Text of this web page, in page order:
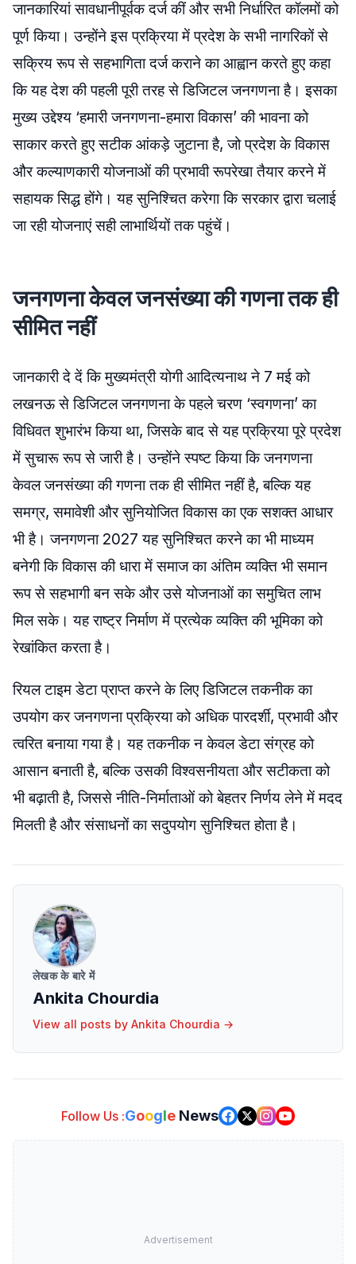
जानकारियां सावधानीपूर्वक दर्ज कीं और सभी निर्धारित कॉलमों को
पूर्ण किया। उन्होंने इस प्रक्रिया में प्रदेश के सभी नागरिकों से
सक्रिय रूप से सहभागिता दर्ज कराने का आह्वान करते हुए कहा
कि यह देश की पहली पूरी तरह से डिजिटल जनगणना है। इसका
मुख्य उद्देश्य ‘हमारी जनगणना-हमारा विकास’ की भावना को
साकार करते हुए सटीक आंकड़े जुटाना है, जो प्रदेश के विकास
और कल्याणकारी योजनाओं की प्रभावी रूपरेखा तैयार करने में
सहायक सिद्ध होंगे। यह सुनिश्चित करेगा कि सरकार द्वारा चलाई
जा रही योजनाएं सही लाभार्थियों तक पहुंचें।
जनगणना केवल जनसंख्या की गणना तक ही
सीमित नहीं
जानकारी दे दें कि मुख्यमंत्री योगी आदित्यनाथ ने 7 मई को
लखनऊ से डिजिटल जनगणना के पहले चरण ‘स्वगणना’ का
विधिवत शुभारंभ किया था, जिसके बाद से यह प्रक्रिया पूरे प्रदेश
में सुचारू रूप से जारी है। उन्होंने स्पष्ट किया कि जनगणना
केवल जनसंख्या की गणना तक ही सीमित नहीं है, बल्कि यह
समग्र, समावेशी और सुनियोजित विकास का एक सशक्त आधार
भी है। जनगणना 2027 यह सुनिश्चित करने का भी माध्यम
बनेगी कि विकास की धारा में समाज का अंतिम व्यक्ति भी समान
रूप से सहभागी बन सके और उसे योजनाओं का समुचित लाभ
मिल सके। यह राष्ट्र निर्माण में प्रत्येक व्यक्ति की भूमिका को
रेखांकित करता है।
रियल टाइम डेटा प्राप्त करने के लिए डिजिटल तकनीक का
उपयोग कर जनगणना प्रक्रिया को अधिक पारदर्शी, प्रभावी और
त्वरित बनाया गया है। यह तकनीक न केवल डेटा संग्रह को
आसान बनाती है, बल्कि उसकी विश्वसनीयता और सटीकता को
भी बढ़ाती है, जिससे नीति-निर्माताओं को बेहतर निर्णय लेने में मदद
मिलती है और संसाधनों का सदुपयोग सुनिश्चित होता है।
लेखक के बारे में
Ankita Chourdia
View all posts by Ankita Chourdia →
Follow Us :Google News
Advertisement